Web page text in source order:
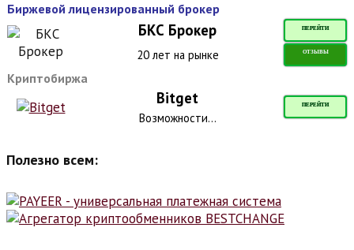
Биржевой лицензированный брокер
БКС Брокер ПЕРЕЙТИ
20 лет на рынке ОТЗЫВЫ
Криптобиржа
Bitget ПЕРЕЙТИ
Возможности...
Полезно всем: